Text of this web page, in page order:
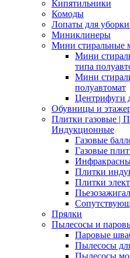
Кипятильники
Комоды
Лопаты для уборки
Миниклинеры
Мини стиральные
Мини
типа
Мини
полуавтомат
Центрифуги
Обувницы и
Плитки газовые |
Индукционные
Газовые
Газовые
Плитки
Плитки
Прялки
Пылесосы и
Паровые
Пылесосы
Пылесосы